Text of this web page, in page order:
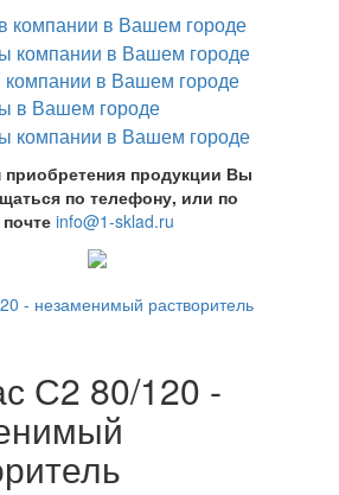
продукции Вы
по телефону, или по
info@1-sklad.ru
- незаменимый растворитель
С2 80/120 -